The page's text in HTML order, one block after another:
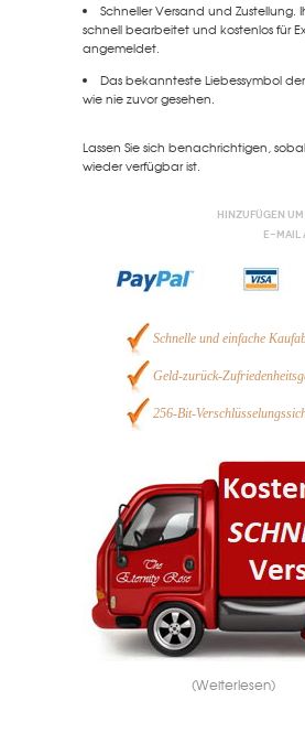
Schneller Versand und Zustellung.
schnell bearbeitet und kostenlos für
angemeldet.
Das bekannteste Liebessymbol
wie nie zuvor gesehen.
Lassen Sie sich benachrichtigen,
wieder verfügbar ist.
Hinzufügen
E-Mail
Schnelle und einfache
Geld-zurück-
256-Bit-
(Weiterlesen)